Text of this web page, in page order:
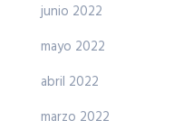
junio 2022
mayo 2022
abril 2022
marzo 2022